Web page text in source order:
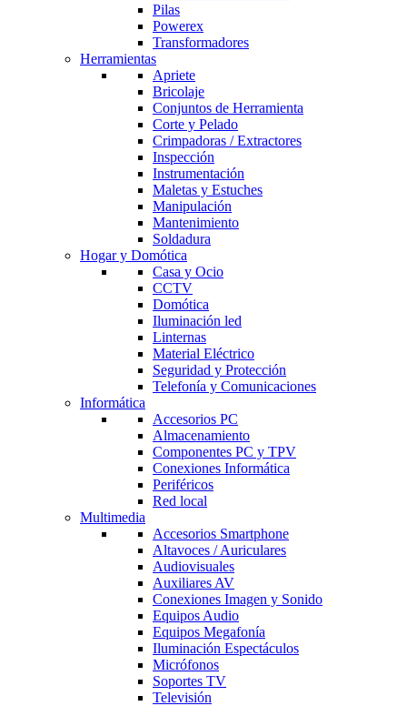
Pilas
Powerex
Transformadores
Herramientas
Apriete
Bricolaje
Conjuntos de Herramienta
Corte y Pelado
Crimpadoras / Extractores
Inspección
Instrumentación
Maletas y Estuches
Manipulación
Mantenimiento
Soldadura
Hogar y Domótica
Casa y Ocio
CCTV
Domótica
Iluminación led
Linternas
Material Eléctrico
Seguridad y Protección
Telefonía y Comunicaciones
Informática
Accesorios PC
Almacenamiento
Componentes PC y TPV
Conexiones Informática
Periféricos
Red local
Multimedia
Accesorios Smartphone
Altavoces / Auriculares
Audiovisuales
Auxiliares AV
Conexiones Imagen y Sonido
Equipos Audio
Equipos Megafonía
Iluminación Espectáculos
Micrófonos
Soportes TV
Televisión